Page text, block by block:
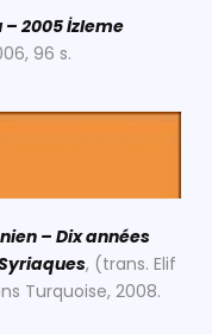
2005 İzleme
96 s.
– Dix années
, (trans. Elif
Turquoise, 2008.